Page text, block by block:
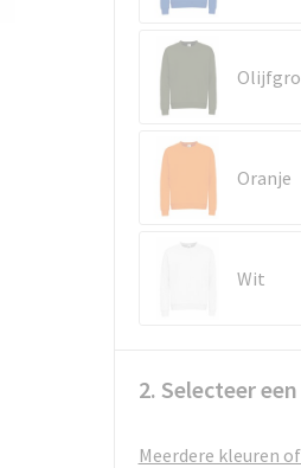
Oranje
Wit
2. Selecteer
Meerdere kleuren